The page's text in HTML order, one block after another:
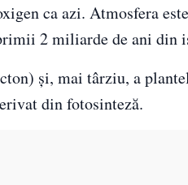
ca azi. Atmosfera
2 miliarde de ani din
și, mai târziu, a
din fotosinteză.